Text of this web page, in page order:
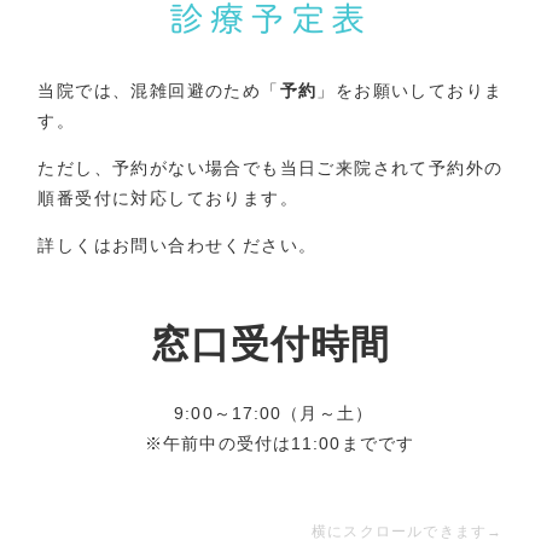
診療予定表
当院では、混雑回避のため「 予約 」をお願いしておりま
す。
ただし、予約がない場合でも当日ご来院されて予約外の
順番受付に対応しております。
詳しくはお問い合わせください。
窓口受付時間
9:00～17:00（月～土）
※午前中の受付は11:00までです
横にスクロールできます→